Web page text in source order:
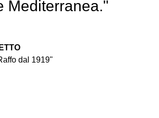
Mediterranea."
dal 1919"